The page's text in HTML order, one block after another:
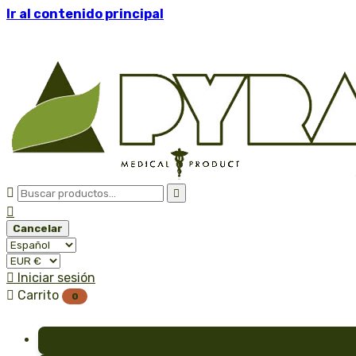
Ir al contenido principal
 

Cancelar
 Iniciar sesión
 Carrito 0